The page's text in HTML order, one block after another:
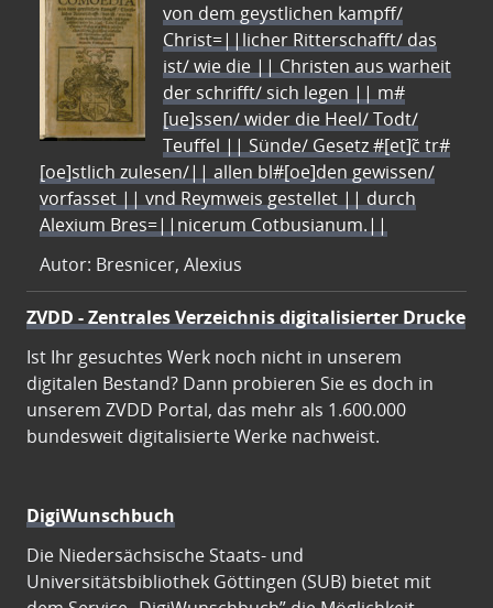
von dem geystlichen kampff/
Christ=||licher Ritterschafft/ das
ist/ wie die || Christen aus warheit
der schrifft/ sich legen || m#
[ue]ssen/ wider die Heel/ Todt/
Teuffel || Sünde/ Gesetz #[et]c̃ tr#
[oe]stlich zulesen/|| allen bl#[oe]den gewissen/
vorfasset || vnd Reymweis gestellet || durch
Alexium Bres=||nicerum Cotbusianum.||
Autor: Bresnicer, Alexius
ZVDD - Zentrales Verzeichnis digitalisierter Drucke
Ist Ihr gesuchtes Werk noch nicht in unserem
digitalen Bestand? Dann probieren Sie es doch in
unserem ZVDD Portal, das mehr als 1.600.000
bundesweit digitalisierte Werke nachweist.
DigiWunschbuch
Die Niedersächsische Staats- und
Universitätsbibliothek Göttingen (SUB) bietet mit